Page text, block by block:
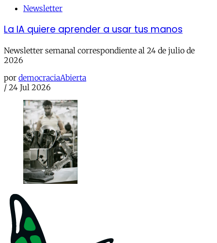
Newsletter
La IA quiere aprender a usar tus manos
Newsletter semanal correspondiente al 24 de julio de
2026
por democraciaAbierta
/ 24 Jul 2026